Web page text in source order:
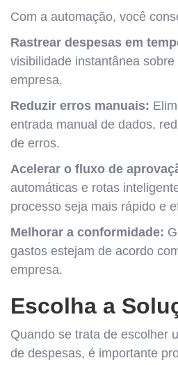
Com a automação, você
Rastrear despesas em
visibilidade instantânea
empresa.
Reduzir erros manuais:
entrada manual de dados,
de erros.
Acelerar o fluxo de
automáticas e rotas
processo seja mais rápido e
Melhorar a conformidade:
gastos estejam de acordo
empresa.
Escolha a
Quando se trata de escolher
de despesas, é importante